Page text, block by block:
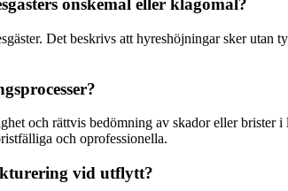
önskemål eller klagomål?
Det beskrivs att hyreshöjningar sker
och rättvis bedömning av skador eller brister i
och oprofessionella.
vid utflytt?